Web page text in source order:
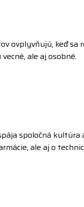
keď sa
ale aj osobné.
spoločná
ale aj o